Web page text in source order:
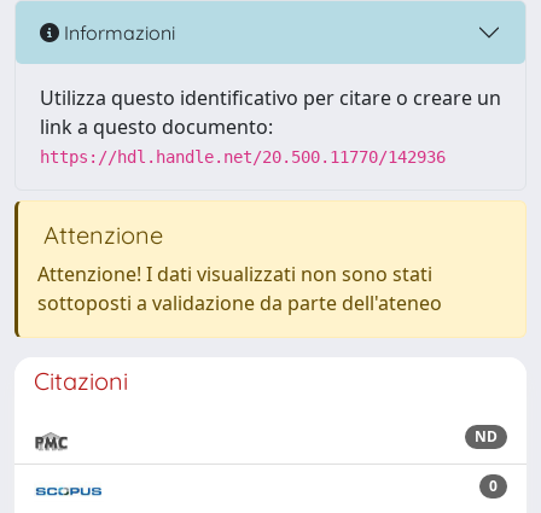
Informazioni
Utilizza questo identificativo per citare o creare un
link a questo documento:
https://hdl.handle.net/20.500.11770/142936
Attenzione
Attenzione! I dati visualizzati non sono stati
sottoposti a validazione da parte dell'ateneo
Citazioni
ND
0